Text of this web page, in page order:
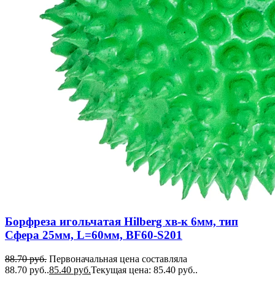
Борфреза игольчатая Hilberg хв-к 6мм, тип
Сфера 25мм, L=60мм, BF60-S201
88.70руб. Первоначальная цена составляла
88.70 руб..85.40 руб.Текущая цена: 85.40 руб..